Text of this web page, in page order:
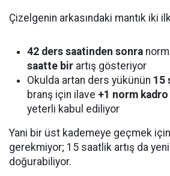
Çizelgenin arkasındaki mantık iki
42 ders saatinden sonra
saatte bir artış gösteriyor
Okulda artan ders yükünün 15
branş için ilave +1 norm kadro
yeterli kabul ediliyor
Yani bir üst kademeye geçmek
gerekmiyor; 15 saatlik artış da
doğurabiliyor.